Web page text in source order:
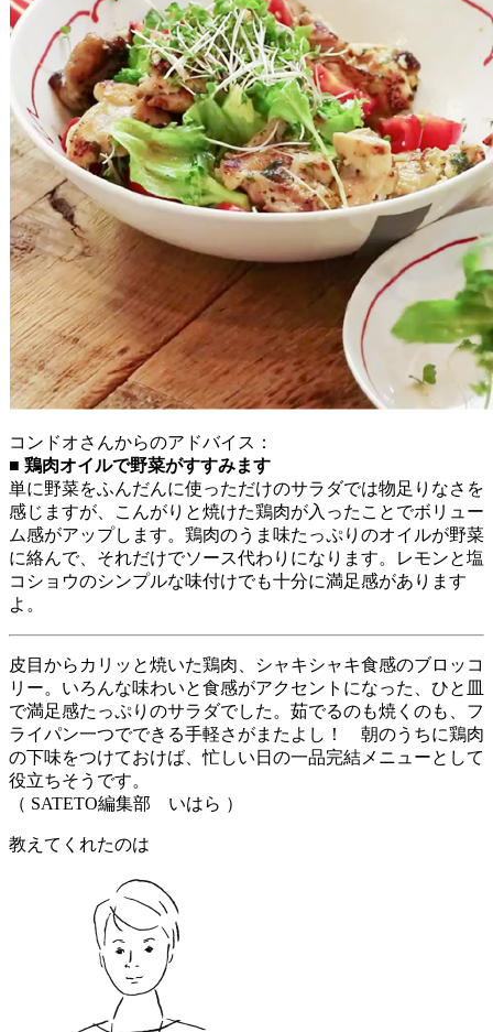
コンドオさんからのアドバイス：
■ 鶏肉オイルで野菜がすすみます
単に野菜をふんだんに使っただけのサラダでは物足りなさを
感じますが、こんがりと焼けた鶏肉が入ったことでボリュー
ム感がアップします。鶏肉のうま味たっぷりのオイルが野菜
に絡んで、それだけでソース代わりになります。レモンと塩
コショウのシンプルな味付けでも十分に満足感があります
よ。
皮目からカリッと焼いた鶏肉、シャキシャキ食感のブロッコ
リー。いろんな味わいと食感がアクセントになった、ひと皿
で満足感たっぷりのサラダでした。茹でるのも焼くのも、フ
ライパン一つでできる手軽さがまたよし！ 朝のうちに鶏肉
の下味をつけておけば、忙しい日の一品完結メニューとして
役立ちそうです。
（ SATETO編集部 いはら ）
教えてくれたのは